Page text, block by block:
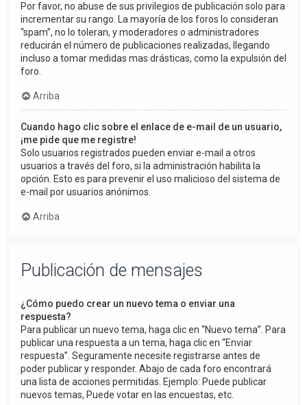
Por favor, no abuse de sus privilegios de publicación solo para
incrementar su rango. La mayoría de los foros lo consideran
“spam”, no lo toleran, y moderadores o administradores
reducirán el número de publicaciones realizadas, llegando
incluso a tomar medidas mas drásticas, como la expulsión del
foro.
Arriba
Cuando hago clic sobre el enlace de e-mail de un usuario,
¡me pide que me registre!
Solo usuarios registrados pueden enviar e-mail a otros
usuarios a través del foro, si la administración habilita la
opción. Esto es para prevenir el uso malicioso del sistema de
e-mail por usuarios anónimos.
Arriba
Publicación de mensajes
¿Cómo puedo crear un nuevo tema o enviar una
respuesta?
Para publicar un nuevo tema, haga clic en “Nuevo tema”. Para
publicar una respuesta a un tema, haga clic en “Enviar
respuesta”. Seguramente necesite registrarse antes de
poder publicar y responder. Abajo de cada foro encontrará
una lista de acciones permitidas. Ejemplo: Puede publicar
nuevos temas, Puede votar en las encuestas, etc.